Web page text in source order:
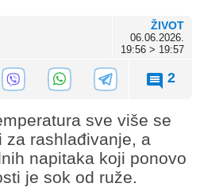
ŽIVOT
06.06.2026.
19:56 > 19:57
2
sve više se
za rashlađivanje, a
napitaka koji ponovo
je sok od ruže.